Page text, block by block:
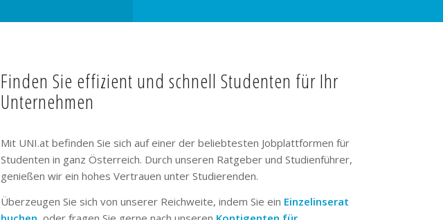
Finden Sie effizient und schnell Studenten für Ihr
Unternehmen
Mit UNI.at befinden Sie sich auf einer der beliebtesten Jobplattformen für
Studenten in ganz Österreich. Durch unseren Ratgeber und Studienführer,
genießen wir ein hohes Vertrauen unter Studierenden.
Überzeugen Sie sich von unserer Reichweite, indem Sie ein Einzelinserat